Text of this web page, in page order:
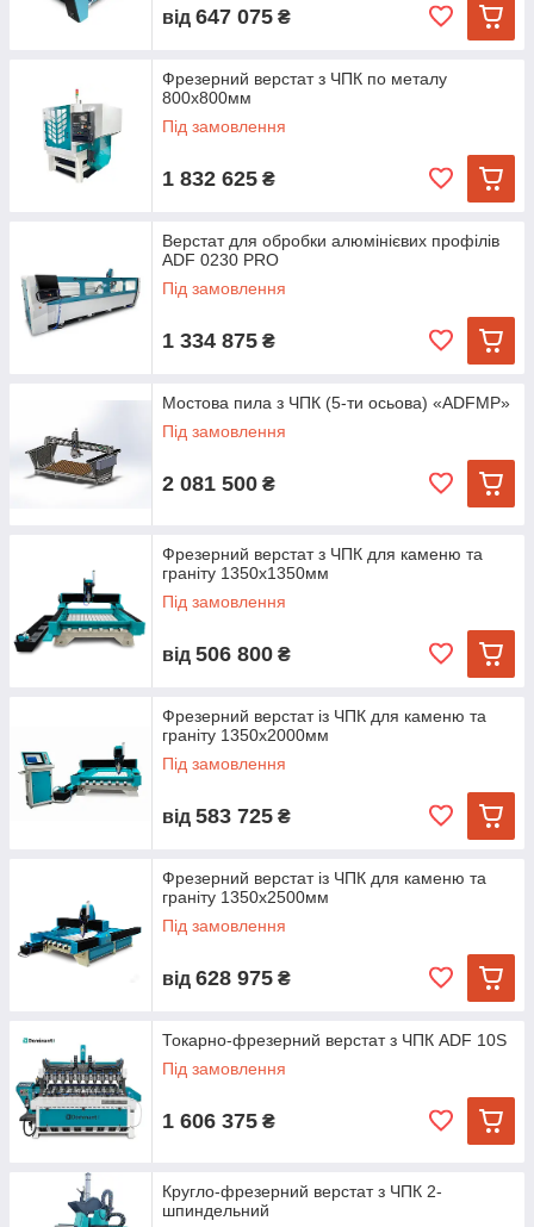
від 647 075 ₴
Фрезерний верстат з ЧПК по металу
800x800мм
Під замовлення
1 832 625 ₴
Верстат для обробки алюмінієвих профілів
ADF 0230 PRO
Під замовлення
1 334 875 ₴
Мостова пила з ЧПК (5-ти осьова) «ADFМP»
Під замовлення
2 081 500 ₴
Фрезерний верстат з ЧПК для каменю та
граніту 1350х1350мм
Під замовлення
від 506 800 ₴
Фрезерний верстат із ЧПК для каменю та
граніту 1350х2000мм
Під замовлення
від 583 725 ₴
Фрезерний верстат із ЧПК для каменю та
граніту 1350х2500мм
Під замовлення
від 628 975 ₴
Токарно-фрезерний верстат з ЧПК ADF 10S
Під замовлення
1 606 375 ₴
Кругло-фрезерний верстат з ЧПК 2-
шпиндельний